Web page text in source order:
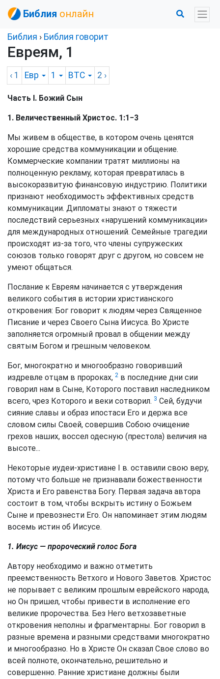
Библия онлайн
Библия › Библия говорит
Евреям, 1
‹ 1 Евр 1 BTC 2 ›
Часть I. Божий Сын
1. Величественный Христос. 1:1−3
Мы живем в обществе, в котором очень ценятся
хорошие средства коммуникации и общение.
Коммерческие компании тратят миллионы на
полноценную рекламу, которая превратилась в
высокоразвитую финансовую индустрию. Политики
признают необходимость эффективных средств
коммуникации. Дипломаты знают о тяжести
последствий серьезных «нарушений коммуникации»
для международных отношений. Семейные трагедии
происходят из-за того, что члены супружеских
союзов только говорят друг с другом, но совсем не
умеют общаться.
Послание к Евреям начинается с утверждения
великого события в истории христианского
откровения: Бог говорит к людям через Священное
Писание и через Своего Сына Иисуса. Во Христе
заполняется огромный провал в общении между
святым Богом и грешным человеком.
Бог, многократно и многообразно говоривший
издревле отцам в пророках, 2 в последние дни сии
говорил нам в Сыне, Которого поставил наследником
всего, чрез Которого и веки сотворил. 3 Сей, будучи
сияние славы и образ ипостаси Его и держа все
словом силы Своей, совершив Собою очищение
грехов наших, воссел одесную (престола) величия на
высоте...
Некоторые иудеи-христиане I в. оставили свою веру,
потому что больше не признавали божественности
Христа и Его равенства Богу. Первая задача автора
состоит в том, чтобы вскрыть истину о Божьем
Сыне и превознести Его. Он напоминает этим людям
восемь истин об Иисусе.
1. Иисус — пророческий голос Бога
Автору необходимо и важно отметить
преемственность Ветхого и Нового Заветов. Христос
не порывает с великим прошлым еврейского народа,
но Он пришел, чтобы привести в исполнение его
великие пророчества. Без Него ветхозаветные
откровения неполны и фрагментарны. Бог говорил в
разные времена и разными средствами многократно
и многообразно. Но в Христе Он сказал Свое слово во
всей полноте, окончательно, решительно и
совершенно. Ранние христиане должны были